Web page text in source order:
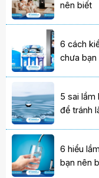
nên biết
6 cách
chưa
5 sai lầm
để tránh
6 hiểu
bạn nên